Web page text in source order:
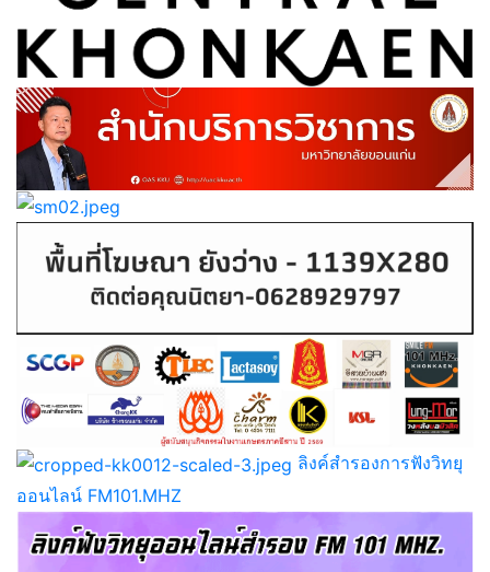
ลิงค์สำรองการฟังวิทยุ
ออนไลน์ FM101.MHZ